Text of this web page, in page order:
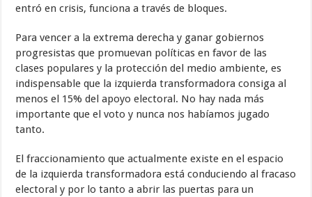
entró en crisis, funciona a través de bloques.
Para vencer a la extrema derecha y ganar gobiernos
progresistas que promuevan políticas en favor de las
clases populares y la protección del medio ambiente, es
indispensable que la izquierda transformadora consiga al
menos el 15% del apoyo electoral. No hay nada más
importante que el voto y nunca nos habíamos jugado
tanto.
El fraccionamiento que actualmente existe en el espacio
de la izquierda transformadora está conduciendo al fracaso
electoral y por lo tanto a abrir las puertas para un